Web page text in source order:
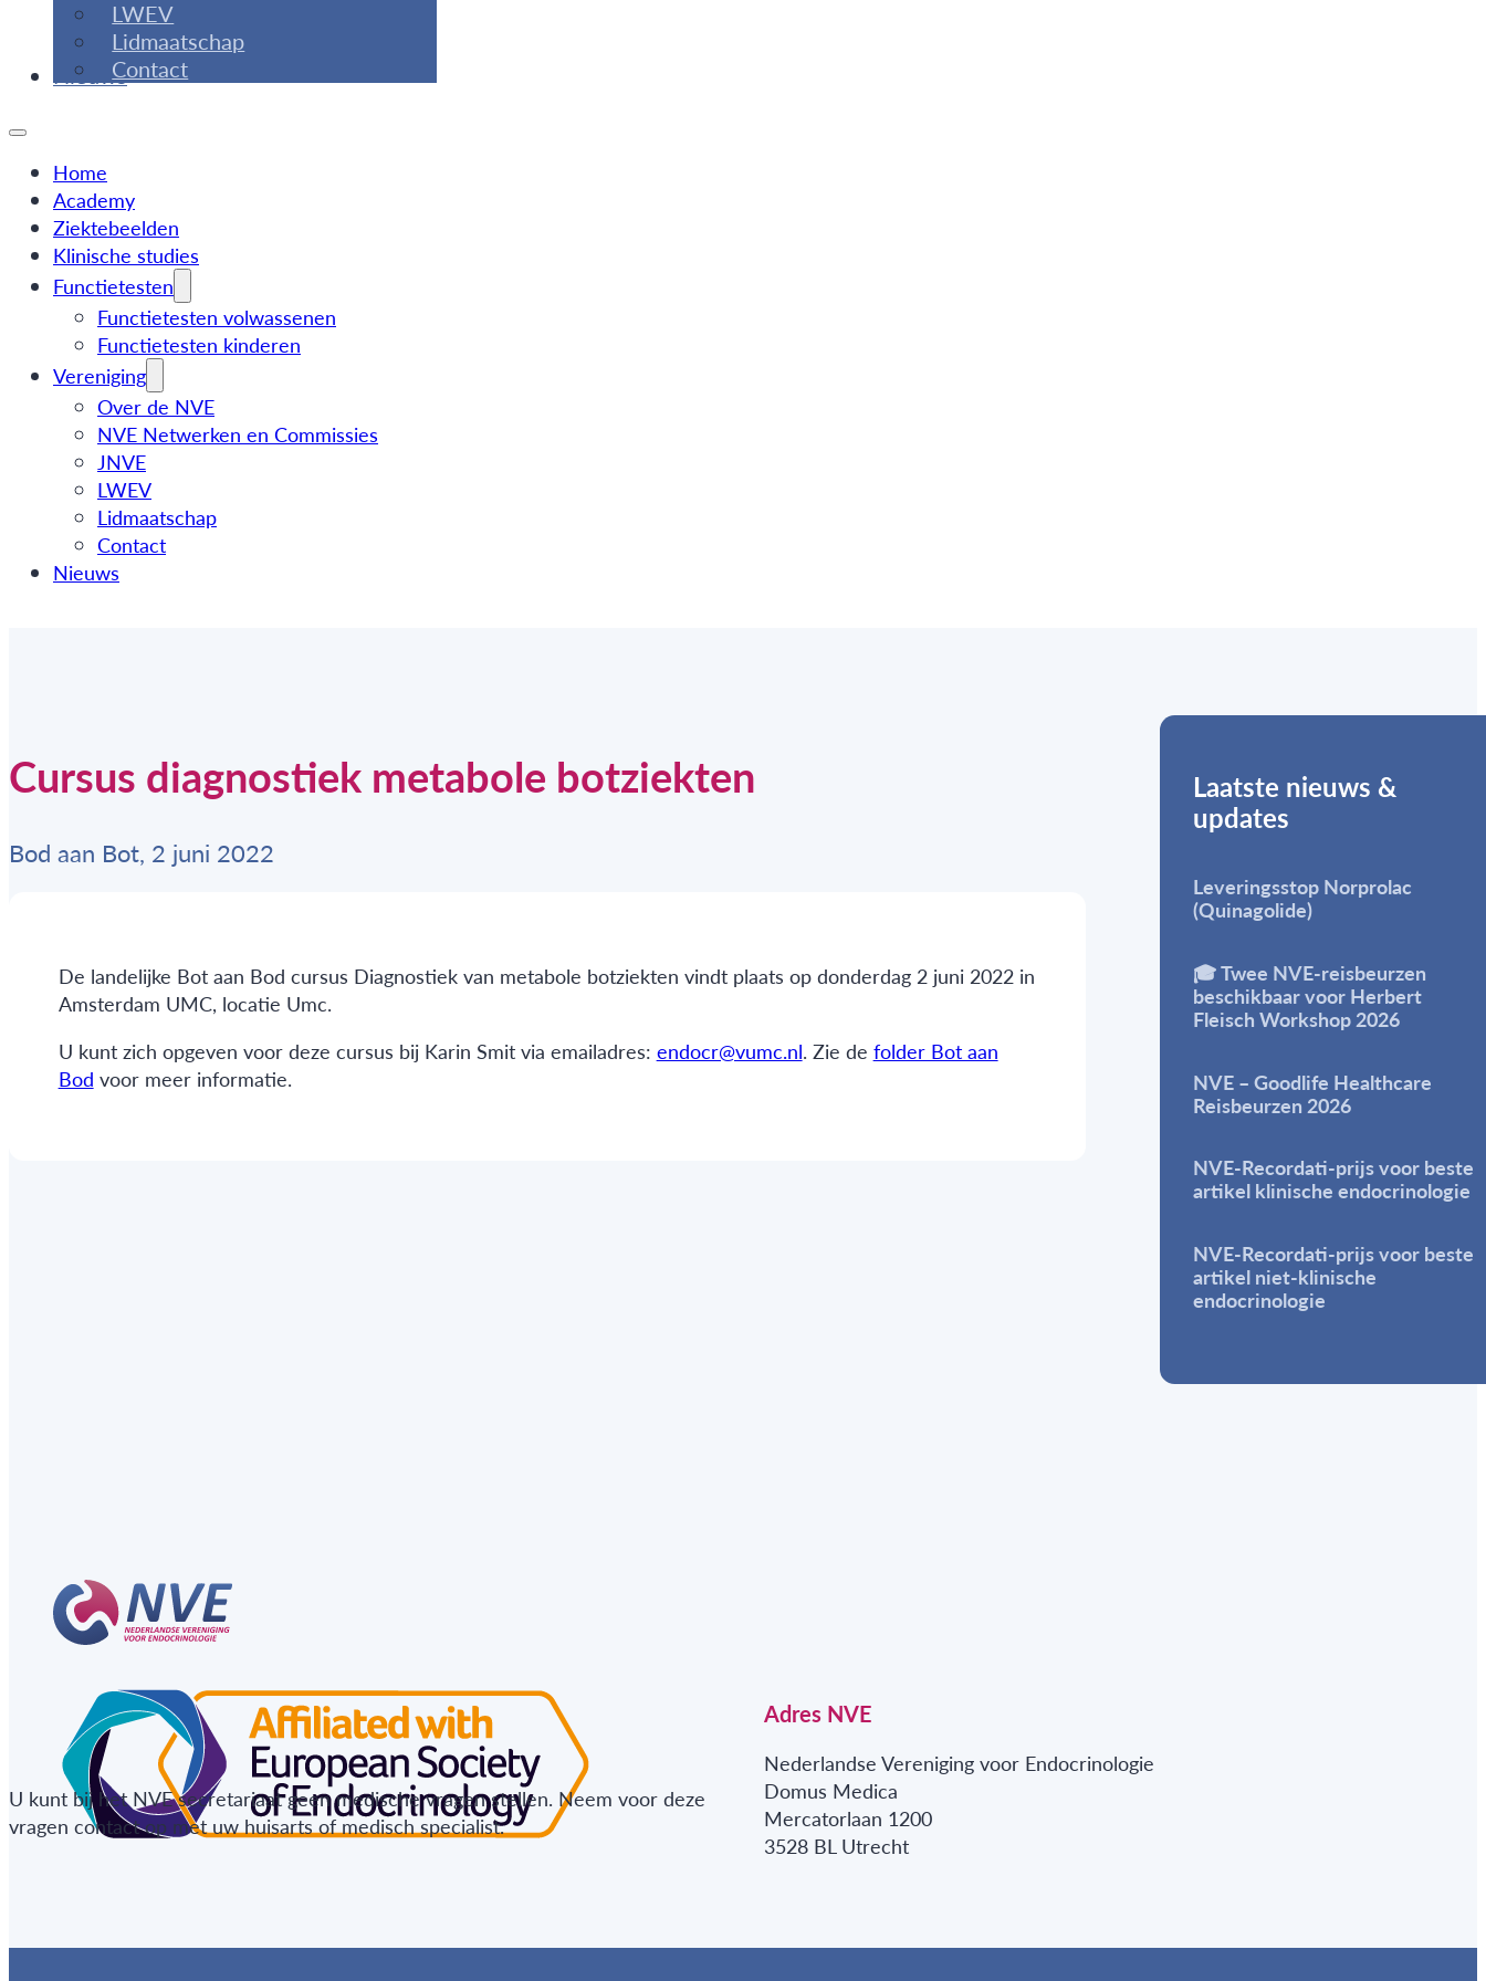
LWEV
Lidmaatschap
Contact
Nieuws
Home
Academy
Ziektebeelden
Klinische studies
Functietesten
Functietesten volwassenen
Functietesten kinderen
Vereniging
Over de NVE
NVE Netwerken en Commissies
JNVE
LWEV
Lidmaatschap
Contact
Nieuws
Cursus diagnostiek metabole botziekten
Bod aan Bot, 2 juni 2022
De landelijke Bot aan Bod cursus Diagnostiek van metabole botziekten vindt plaats op donderdag 2 juni 2022 in
Amsterdam UMC, locatie Umc.
U kunt zich opgeven voor deze cursus bij Karin Smit via emailadres: endocr@vumc.nl. Zie de folder Bot aan
Bod voor meer informatie.
Laatste nieuws &
updates
Leveringsstop Norprolac
(Quinagolide)
🎓 Twee NVE-reisbeurzen
beschikbaar voor Herbert
Fleisch Workshop 2026
NVE – Goodlife Healthcare
Reisbeurzen 2026
NVE-Recordati-prijs voor beste
artikel klinische endocrinologie
NVE-Recordati-prijs voor beste
artikel niet-klinische
endocrinologie
U kunt bij het NVE secretariaat geen medische vragen stellen. Neem voor deze
vragen contact op met uw huisarts of medisch specialist.
Adres NVE
Nederlandse Vereniging voor Endocrinologie
Domus Medica
Mercatorlaan 1200
3528 BL Utrecht